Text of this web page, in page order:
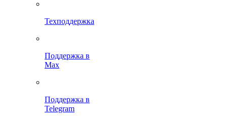
Техподдержка
Поддержка в
Max
Поддержка в
Telegram